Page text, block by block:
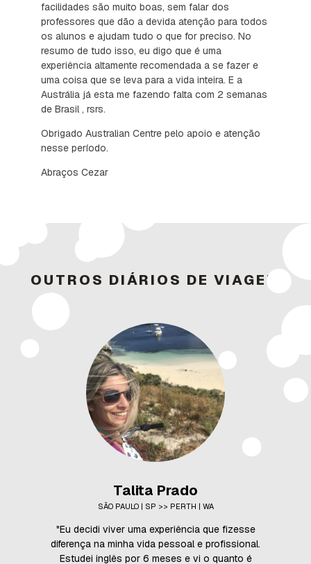
facilidades são muito boas, sem falar dos
professores que dão a devida atenção para todos
os alunos e ajudam tudo o que for preciso. No
resumo de tudo isso, eu digo que é uma
experiência altamente recomendada a se fazer e
uma coisa que se leva para a vida inteira. E a
Austrália já esta me fazendo falta com 2 semanas
de Brasil , rsrs.
Obrigado Australian Centre pelo apoio e atenção
nesse período.
Abraços Cezar
OUTROS DIÁRIOS DE VIAGEM
Talita Prado
SÃO PAULO | SP >> PERTH | WA
"Eu decidi viver uma experiência que fizesse
diferença na minha vida pessoal e profissional.
Estudei inglês por 6 meses e vi o quanto é